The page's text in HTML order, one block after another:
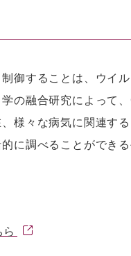
御することは、ウイ
の融合研究によって
様々な病気に関連す
に調べることができ
ら